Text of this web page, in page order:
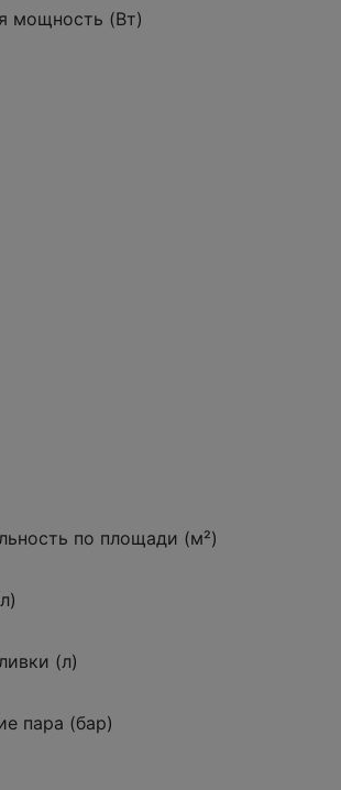
мощность (Вт)
по площади (м²)
(л)
пара (бар)